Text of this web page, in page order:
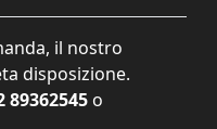
il nostro
disposizione.
89362545 o